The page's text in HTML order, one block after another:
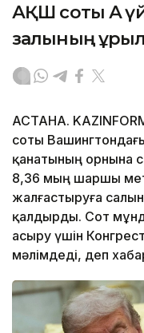
АҚШ соты Ақ
залының
АСТАНА.
соты
қанатының орнына
8,36 мың шаршы
жалғастыруға
қалдырды. Сот
асыру үшін
мәлімдеді, деп